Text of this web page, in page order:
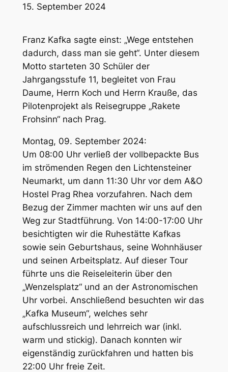
15. September 2024
Franz Kafka sagte einst: „Wege entstehen
dadurch, dass man sie geht“. Unter diesem
Motto starteten 30 Schüler der
Jahrgangsstufe 11, begleitet von Frau
Daume, Herrn Koch und Herrn Krauße, das
Pilotenprojekt als Reisegruppe „Rakete
Frohsinn“ nach Prag.
Montag, 09. September 2024:
Um 08:00 Uhr verließ der vollbepackte Bus
im strömenden Regen den Lichtensteiner
Neumarkt, um dann 11:30 Uhr vor dem A&O
Hostel Prag Rhea vorzufahren. Nach dem
Bezug der Zimmer machten wir uns auf den
Weg zur Stadtführung. Von 14:00-17:00 Uhr
besichtigten wir die Ruhestätte Kafkas
sowie sein Geburtshaus, seine Wohnhäuser
und seinen Arbeitsplatz. Auf dieser Tour
führte uns die Reiseleiterin über den
„Wenzelsplatz“ und an der Astronomischen
Uhr vorbei. Anschließend besuchten wir das
„Kafka Museum“, welches sehr
aufschlussreich und lehrreich war (inkl.
warm und stickig). Danach konnten wir
eigenständig zurückfahren und hatten bis
22:00 Uhr freie Zeit.